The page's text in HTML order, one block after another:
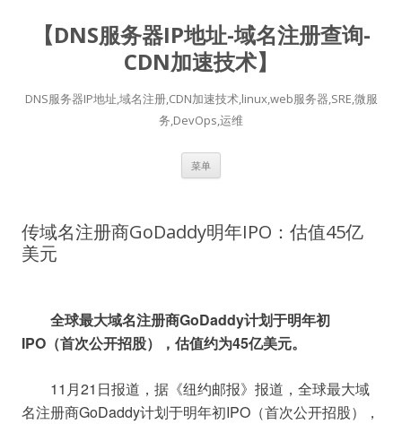
【DNS服务器IP地址-域名注册查询-
CDN加速技术】
DNS服务器IP地址,域名注册,CDN加速技术,linux,web服务器,SRE,微服
务,DevOps,运维
菜单
传域名注册商GoDaddy明年IPO：估值45亿
美元
全球最大域名注册商GoDaddy计划于明年初
IPO （首次公开招股），估值约为45亿美元。
	11
月 21 日报道，据《纽约邮报》报道，全球最大域
名注册商GoDaddy计划于明年初IPO （首次公开招股），